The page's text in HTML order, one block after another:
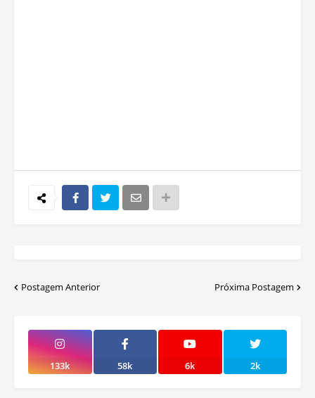
Postagem Anterior Próxima Postagem
133k 58k 6k 2k